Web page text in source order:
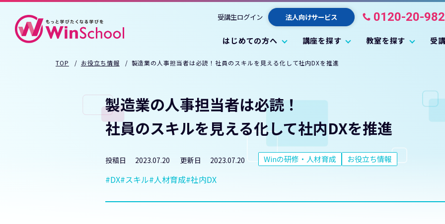
はじめての方へ 講座を探す 教室を探す 受
受講生ログイン 法人向けサービス 0120-20-
TOP お役立ち情報 製造業の人事担当者は必読！社員のスキルを見える化して社内DXを推進
製造業の人事担当者は必読！
社員のスキルを見える化して社内DXを推進
投稿日 2023.07.20 更新日 2023.07.20 Winの研修・人材育成 お役立ち情報
DX スキル 人材育成 社内DX